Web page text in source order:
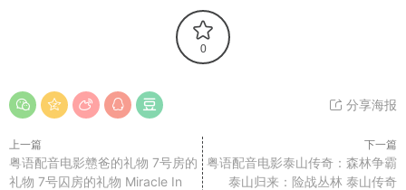
0
分享海报
上一篇
粤语配音电影戆爸的礼物 7号房的
礼物 7号囚房的礼物 Miracle In
下一篇
粤语配音电影泰山传奇：森林争霸
泰山归来：险战丛林 泰山传奇